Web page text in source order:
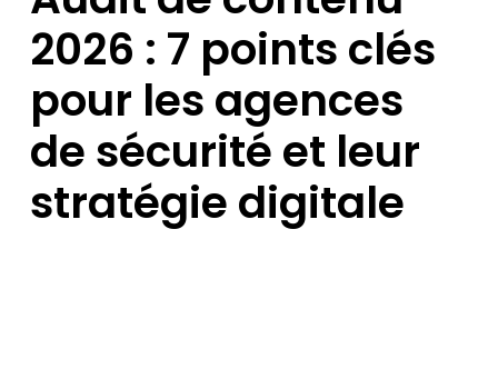
2026 : 7 points clés
pour les agences
de sécurité et leur
stratégie digitale